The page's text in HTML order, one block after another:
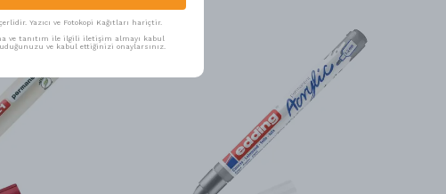
Yazıcı ve Fotokopi Kağıtları hariçtir.
ve tanıtım ile ilgili iletişim almayı kabul
ve kabul ettiğinizi onaylarsınız.